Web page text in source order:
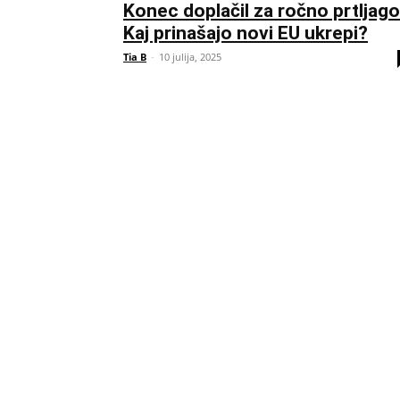
Konec doplačil za ročno
Kaj prinašajo novi EU ukrepi?
Tia B - 10 julija, 2025